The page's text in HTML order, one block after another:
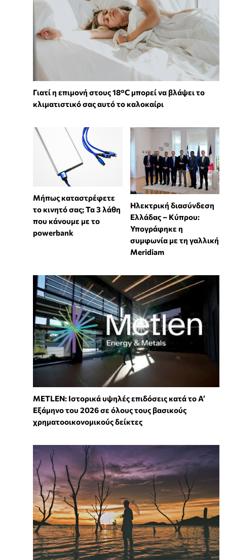
Γιατί η επιμονή στους 18°C μπορεί να βλάψει το
κλιματιστικό σας αυτό το καλοκαίρι
Μήπως καταστρέφετε
το κινητό σας; Τα 3 λάθη
που κάνουμε με το
powerbank
Ηλεκτρική διασύνδεση
Ελλάδας – Κύπρου:
Υπογράφηκε η
συμφωνία με τη γαλλική
Meridiam
METLEN: Ιστορικά υψηλές επιδόσεις κατά το Α’
Εξάμηνο του 2026 σε όλους τους βασικούς
χρηματοοικονομικούς δείκτες